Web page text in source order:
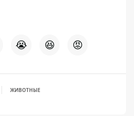
😭 😆 😡
ЖИВОТНЫЕ